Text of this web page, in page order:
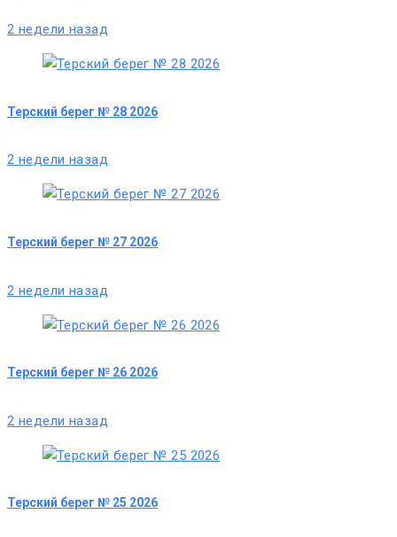
2 недели назад
Терский берег № 28 2026
2 недели назад
Терский берег № 27 2026
2 недели назад
Терский берег № 26 2026
2 недели назад
Терский берег № 25 2026